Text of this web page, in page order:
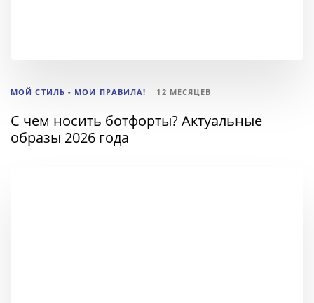
МОЙ СТИЛЬ - МОИ ПРАВИЛА! 12 МЕСЯЦЕВ
С чем носить ботфорты? Актуальные
образы 2026 года